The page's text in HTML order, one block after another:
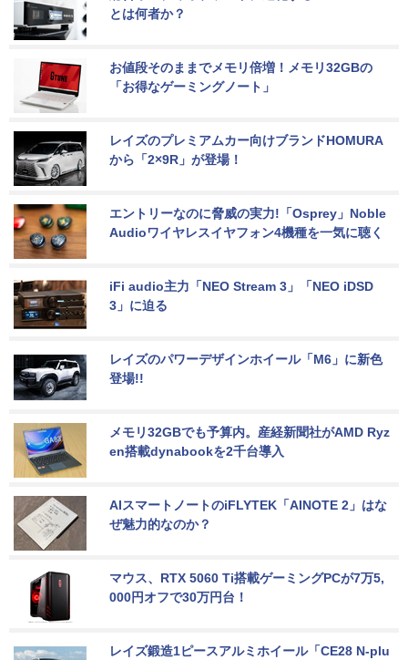
とは何者か？
お値段そのままでメモリ倍増！メモリ32GBの
「お得なゲーミングノート」
レイズのプレミアムカー向けブランドHOMURA
から「2×9R」が登場！
エントリーなのに脅威の実力!「Osprey」Noble
Audioワイヤレスイヤフォン4機種を一気に聴く
iFi audio主力「NEO Stream 3」「NEO iDSD
3」に迫る
レイズのパワーデザインホイール「M6」に新色
登場!!
メモリ32GBでも予算内。産経新聞社がAMD Ryz
en搭載dynabookを2千台導入
AIスマートノートのiFLYTEK「AINOTE 2」はな
ぜ魅力的なのか？
マウス、RTX 5060 Ti搭載ゲーミングPCが7万5,
000円オフで30万円台！
レイズ鍛造1ピースアルミホイール「CE28 N-plu